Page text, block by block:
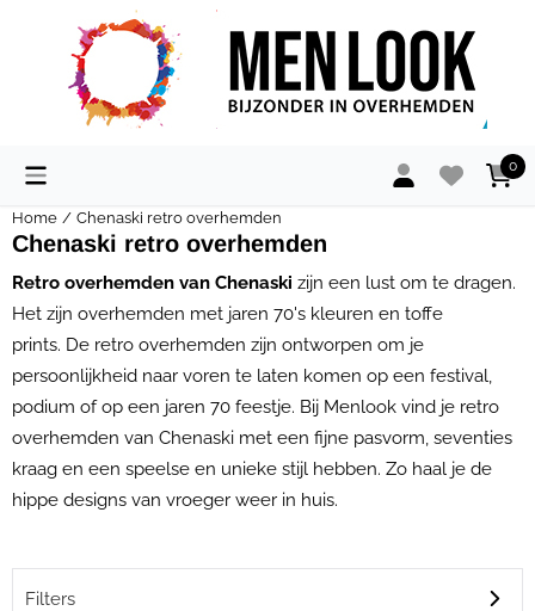
Cookievoorkeuren zijn momenteel gesloten.
0
Home / Chenaski retro overhemden
Chenaski retro overhemden
Retro overhemden van Chenaski zijn een lust om te dragen.
Het zijn overhemden met jaren 70's kleuren en toffe
prints. De retro overhemden zijn ontworpen om je
persoonlijkheid naar voren te laten komen op een festival,
podium of op een jaren 70 feestje. Bij Menlook vind je retro
overhemden van Chenaski met een fijne pasvorm, seventies
kraag en een speelse en unieke stijl hebben. Zo haal je de
hippe designs van vroeger weer in huis.
Filters